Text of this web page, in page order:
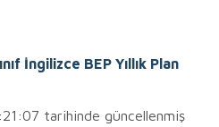
İngilizce BEP Yıllık Plan
tarihinde güncellenmiş